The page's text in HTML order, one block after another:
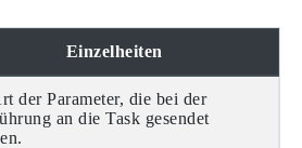
Einzelheiten
der Parameter, die bei der
an die Task gesendet